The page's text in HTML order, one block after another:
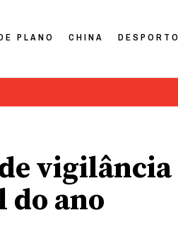
PLANO CHINA DESPORTO
de
do ano